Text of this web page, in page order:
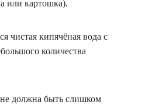
или картошка).
чистая кипячёная вода с
количества
должна быть слишком